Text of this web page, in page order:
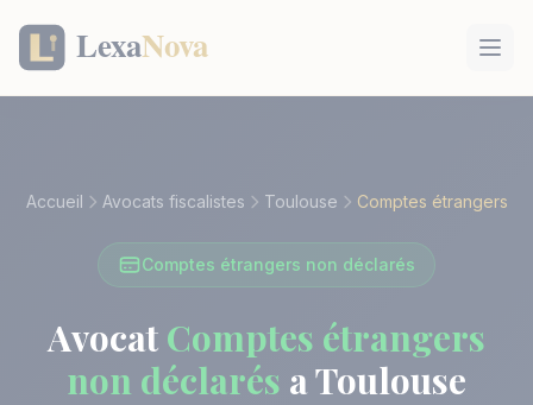
Accueil Avocats fiscalistes Toulouse Comptes étrangers
Comptes étrangers non déclarés
Avocat Comptes étrangers
non déclarés a Toulouse